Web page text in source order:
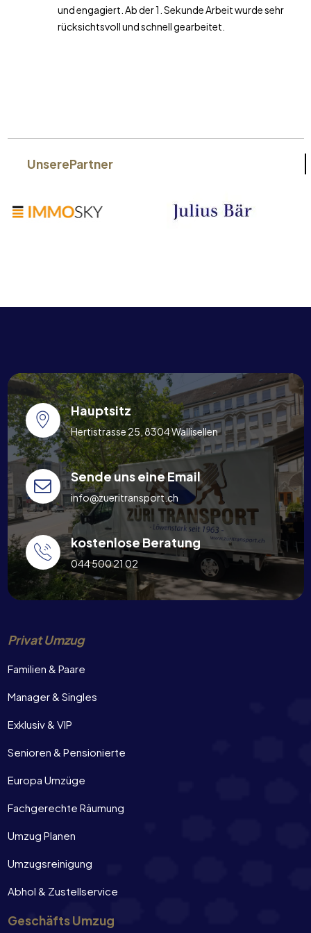
und engagiert. Ab der 1. Sekunde Arbeit wurde sehr
rücksichtsvoll und schnell gearbeitet.
UnserePartner
Hauptsitz
Hertistrasse 25, 8304 Wallisellen
Sende uns eine Email
info@zueritransport.ch
kostenlose Beratung
044 500 21 02
Privat Umzug
Familien & Paare
Manager & Singles
Exklusiv & VIP
Senioren & Pensionierte
Europa Umzüge
Fachgerechte Räumung
Umzug Planen
Umzugsreinigung
Abhol & Zustellservice
Geschäfts Umzug